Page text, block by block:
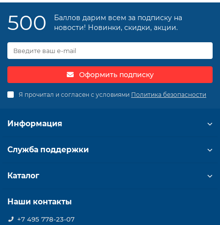
500
Баллов дарим всем за подписку на
новости! Новинки, скидки, акции.
Оформить подписку
Я прочитал и согласен с условиями Политика безопасности
Информация
Служба поддержки
Каталог
Наши контакты
+7 495 778-23-07